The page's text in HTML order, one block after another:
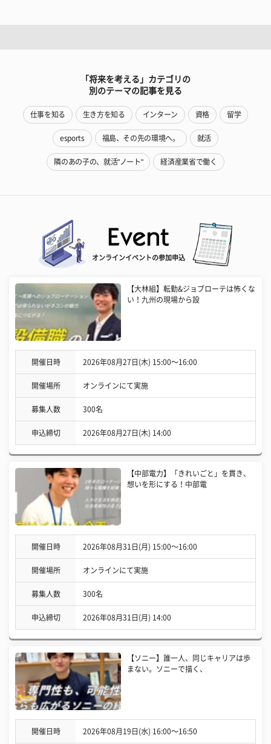
「将来を考える」カテゴリの
別のテーマの記事を見る
仕事を知る 生き方を知る インターン 資格 留学
esports 福島、その先の環境へ。 就活
隣のあの子の、就活"ノート" 経済産業省で働く
オンラインイベントの参加申込
【大林組】転勤&ジョブローテは怖くな
い！九州の現場から設
開催日時 2026年08月27日(木) 15:00〜16:00
開催場所 オンラインにて実施
募集人数 300名
申込締切 2026年08月27日(木) 14:00
【中部電力】「きれいごと」を貫き、
想いを形にする！中部電
開催日時 2026年08月31日(月) 15:00〜16:00
開催場所 オンラインにて実施
募集人数 300名
申込締切 2026年08月31日(月) 14:00
【ソニー】誰一人、同じキャリアは歩
まない。ソニーで描く、
開催日時 2026年08月19日(水) 16:00〜16:50